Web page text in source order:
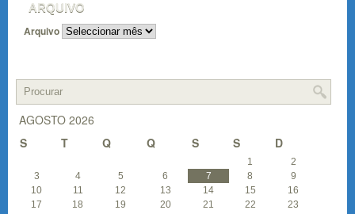
ARQUIVO
Arquivo
AGOSTO 2026
S
T Q Q S S D
1
2
3
4 5 6 7 8
9
10
11 12 13 14 15
16
17
18 19 20 21 22
23